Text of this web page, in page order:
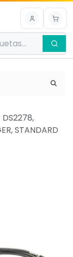
STANDARD